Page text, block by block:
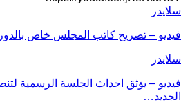
سلايدر
فيديو – تصريح كاتب المجلس خاص
سلايدر
فيديو – يؤثق احداث الجلسة الرسمية
الجديد…